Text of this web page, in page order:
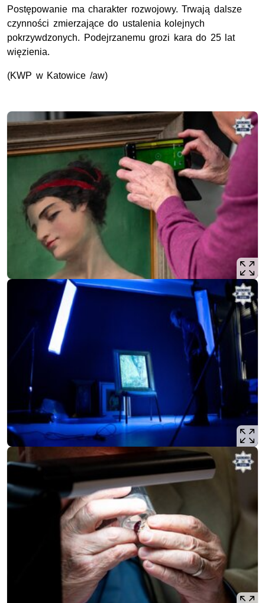
Postępowanie ma charakter rozwojowy. Trwają dalsze
czynności zmierzające do ustalenia kolejnych
pokrzywdzonych. Podejrzanemu grozi kara do 25 lat
więzienia.
(KWP w Katowice /aw)